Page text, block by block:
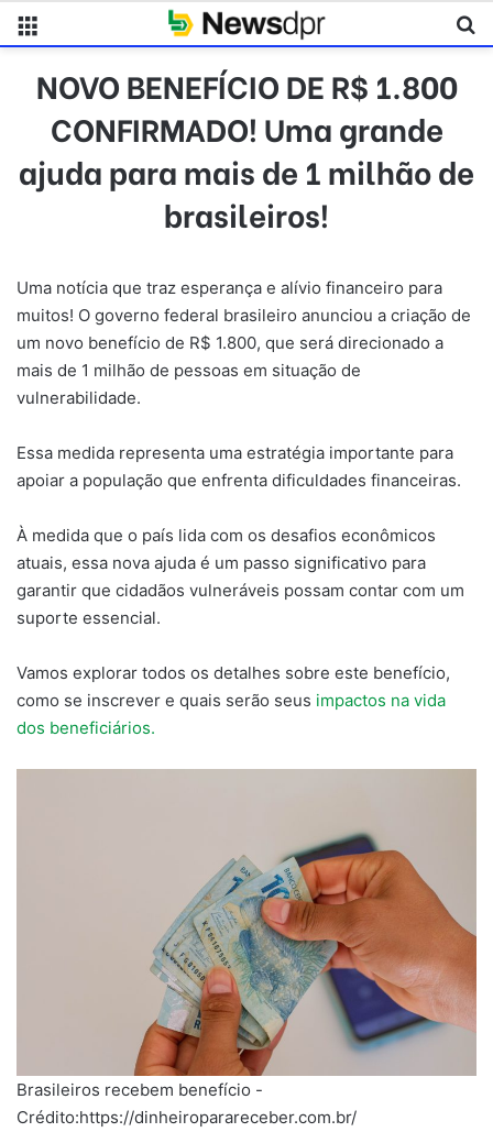
NOVO BENEFÍCIO DE R$ 1.800
CONFIRMADO! Uma grande
ajuda para mais de 1 milhão de
brasileiros!
Uma notícia que traz esperança e alívio financeiro para
muitos! O governo federal brasileiro anunciou a criação de
um novo benefício de R$ 1.800, que será direcionado a
mais de 1 milhão de pessoas em situação de
vulnerabilidade.
Essa medida representa uma estratégia importante para
apoiar a população que enfrenta dificuldades financeiras.
À medida que o país lida com os desafios econômicos
atuais, essa nova ajuda é um passo significativo para
garantir que cidadãos vulneráveis possam contar com um
suporte essencial.
Vamos explorar todos os detalhes sobre este benefício,
como se inscrever e quais serão seus impactos na vida
dos beneficiários.
Brasileiros recebem benefício -
Crédito:https://dinheiroparareceber.com.br/